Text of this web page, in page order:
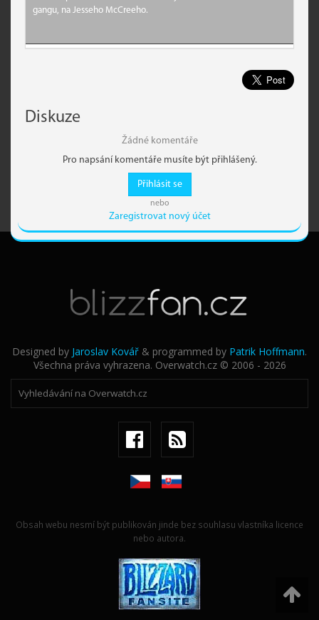
gangu, na Jesseho McCreeho.
Diskuze
Žádné komentáře
Pro napsání komentáře musíte být přihlášený.
Přihlásit se
nebo
Zaregistrovat nový účet
Designed by Jaroslav Kovář & programmed by Patrik Hoffmann.
Všechna práva vyhrazena. Overwatch.cz © 2006 - 2026
Obsah webu nesmí být publikován jinde bez souhlasu vlastníka licence
nebo autora.